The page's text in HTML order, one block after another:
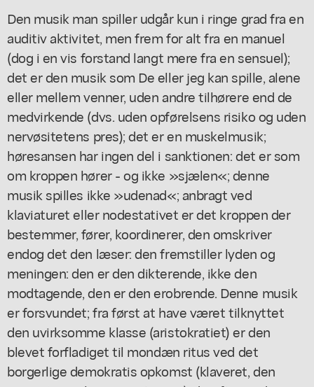
Den musik man spiller udgår kun i ringe grad fra en
auditiv aktivitet, men frem for alt fra en manuel
(dog i en vis forstand langt mere fra en sensuel);
det er den musik som De eller jeg kan spille, alene
eller mellem venner, uden andre tilhørere end de
medvirkende (dvs. uden opførelsens risiko og uden
nervøsitetens pres); det er en muskelmusik;
høresansen har ingen del i sanktionen: det er som
om kroppen hører - og ikke »sjælen«; denne
musik spilles ikke »udenad«; anbragt ved
klaviaturet eller nodestativet er det kroppen der
bestemmer, fører, koordinerer, den omskriver
endog det den læser: den fremstiller lyden og
meningen: den er den dikterende, ikke den
modtagende, den er den erobrende. Denne musik
er forsvundet; fra først at have været tilknyttet
den uvirksomme klasse (aristokratiet) er den
blevet forfladiget til mondæn ritus ved det
borgerlige demokratis opkomst (klaveret, den